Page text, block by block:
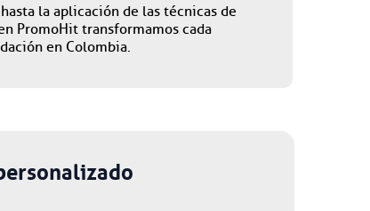
la aplicación de las técnicas de
PromoHit transformamos cada
en Colombia.